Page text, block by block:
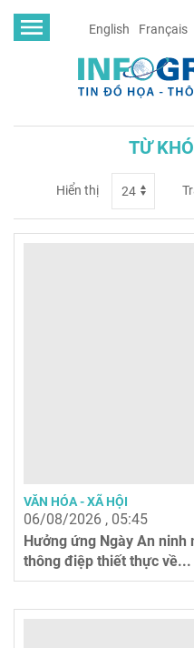
English Français
TỪ
Hiển thị
VĂN HÓA - XÃ HỘI
06/08/2026 , 05:45
Hưởng ứng Ngày An
thông điệp thiết thực về...